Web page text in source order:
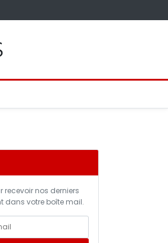
recevoir nos derniers
dans votre boîte mail.